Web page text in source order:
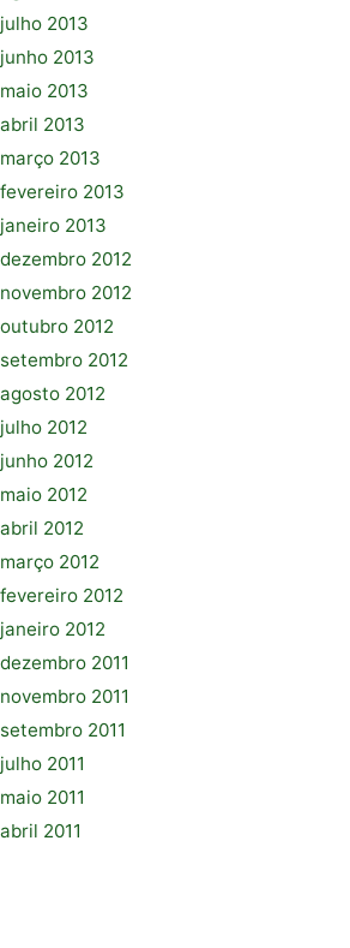
julho 2013
junho 2013
maio 2013
abril 2013
março 2013
fevereiro 2013
janeiro 2013
dezembro 2012
novembro 2012
outubro 2012
setembro 2012
agosto 2012
julho 2012
junho 2012
maio 2012
abril 2012
março 2012
fevereiro 2012
janeiro 2012
dezembro 2011
novembro 2011
setembro 2011
julho 2011
maio 2011
abril 2011